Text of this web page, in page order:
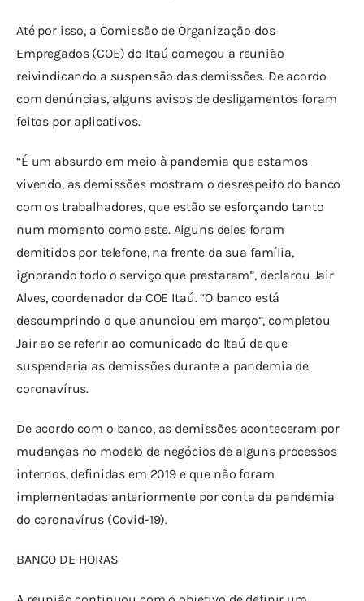
Até por isso, a Comissão de Organização dos
Empregados (COE) do Itaú começou a reunião
reivindicando a suspensão das demissões. De acordo
com denúncias, alguns avisos de desligamentos foram
feitos por aplicativos.
“É um absurdo em meio à pandemia que estamos
vivendo, as demissões mostram o desrespeito do banco
com os trabalhadores, que estão se esforçando tanto
num momento como este. Alguns deles foram
demitidos por telefone, na frente da sua família,
ignorando todo o serviço que prestaram”, declarou Jair
Alves, coordenador da COE Itaú. “O banco está
descumprindo o que anunciou em março”, completou
Jair ao se referir ao comunicado do Itaú de que
suspenderia as demissões durante a pandemia de
coronavírus.
De acordo com o banco, as demissões aconteceram por
mudanças no modelo de negócios de alguns processos
internos, definidas em 2019 e que não foram
implementadas anteriormente por conta da pandemia
do coronavírus (Covid-19).
BANCO DE HORAS